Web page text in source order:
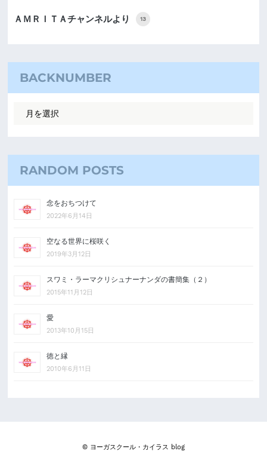
ＡＭＲＩＴＡチャンネルより 13
BACKNUMBER
RANDOM POSTS
念をおちつけて
2022年6月14日
空なる世界に桜咲く
2019年3月12日
スワミ・ラーマクリシュナーナンダの書簡集（２）
2015年11月12日
愛
2013年10月15日
徳と縁
2010年6月11日
© ヨーガスクール・カイラス blog